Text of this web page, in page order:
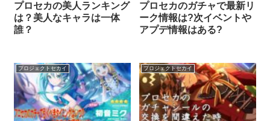
プロセカの美人ランキング
は？美人なキャラは一体
誰？
プロセカのガチャで最新リ
ーク情報は?次イベントや
アプデ情報はある?
プロジェクトセカイ プロジェクトセカイ